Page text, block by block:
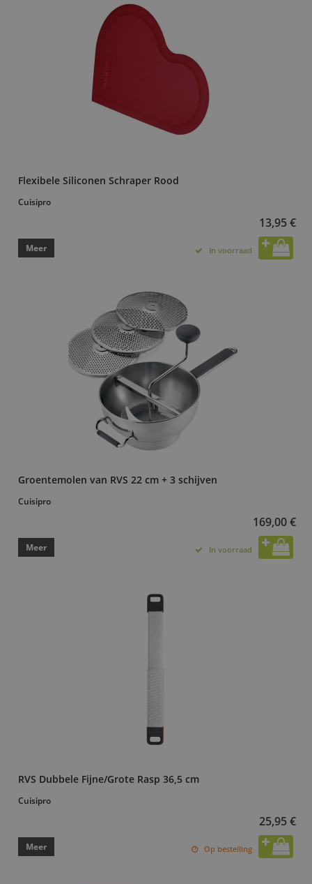
Flexibele Siliconen Schraper Rood
Cuisipro
13,95 €
Meer In voorraad
Groentemolen van RVS 22 cm + 3 schijven
Cuisipro
169,00 €
Meer In voorraad
RVS Dubbele Fijne/Grote Rasp 36,5 cm
Cuisipro
25,95 €
Meer Op bestelling